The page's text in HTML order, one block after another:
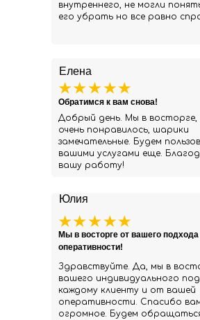
Юлия
Здравствуйте. Да, мы в
вашего индивидуального
каждому клиенту и от вашей
оперативности. Спасибо
огромное. Будем
Мы в восторге от вашего подхода
оперативности!
Елена
Добрый день. Мы в восторге,
очень понравилось, шарики
замечательные. Будем
вашими услугами еще.
вашу работу!
Обратимся к вам снова!
внутреннего, не могли
его убрать но все равно